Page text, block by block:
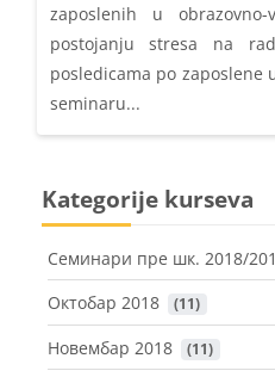
zaposlenih u
postojanju stresa na
posledicama po zaposlene
seminaru...
Kategorije kurseva
Семинари пре шк. 2018/
Октобар 2018
(11)
Новембар 2018 (11)